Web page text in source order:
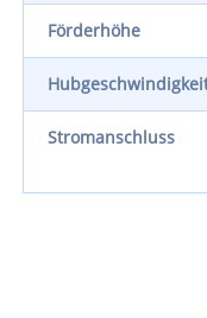
Förderhöhe
Stromanschluss